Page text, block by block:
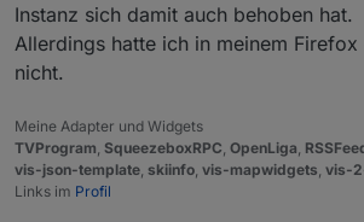
Instanz sich damit auch behoben hat.
Allerdings hatte ich in meinem Firefox
nicht.
Meine Adapter und Widgets
TVProgram SqueezeboxRPC OpenLiga
vis-json-template skiinfo vis-mapwidgets vis-
Links im Profil